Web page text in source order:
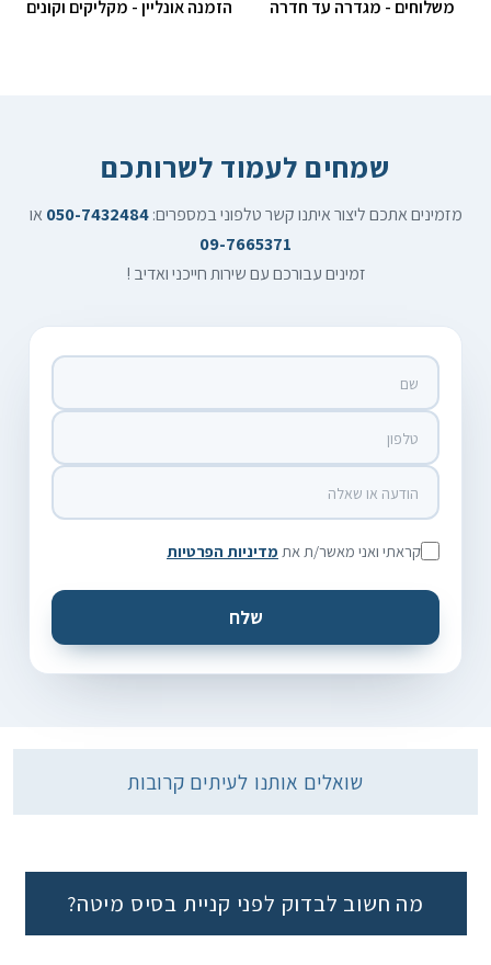
משלוחים - מגדרה עד חדרה הזמנה אונליין - מקליקים וקונים
שמחים לעמוד לשרותכם
מזמינים אתכם ליצור איתנו קשר טלפוני במספרים:050-7432484 או
09-7665371
זמינים עבורכם עם שירות חייכני ואדיב !
קראתי ואני מאשר/ת את מדיניות הפרטיות
שואלים אותנו לעיתים קרובות
מה חשוב לבדוק לפני קניית בסיס מיטה?